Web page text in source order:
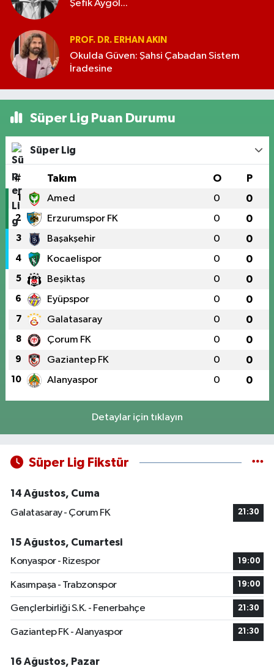
Şefik Aygöl...
PROF. DR. ERHAN AKIN
Okulda Güven: Şahsi Çabadan Sistem
İradesine
Süper Lig Puan Durumu
Süper Lig
# Takım O P
1 Amed 0 0
2 Erzurumspor FK 0 0
3 Başakşehir 0 0
4 Kocaelispor 0 0
5 Beşiktaş 0 0
6 Eyüpspor 0 0
7 Galatasaray 0 0
8 Çorum FK 0 0
9 Gaziantep FK 0 0
10 Alanyaspor 0 0
Detaylar için tıklayın
Süper Lig Fikstür
14 Ağustos, Cuma
Galatasaray - Çorum FK
21:30
15 Ağustos, Cumartesi
Konyaspor - Rizespor
19:00
Kasımpaşa - Trabzonspor 19:00
Gençlerbirliği S.K. - Fenerbahçe 21:30
Gaziantep FK - Alanyaspor 21:30
16 Ağustos, Pazar